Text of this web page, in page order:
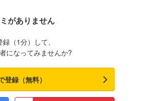
がありません
（1分）して、
になってみませんか?
登録（無料）